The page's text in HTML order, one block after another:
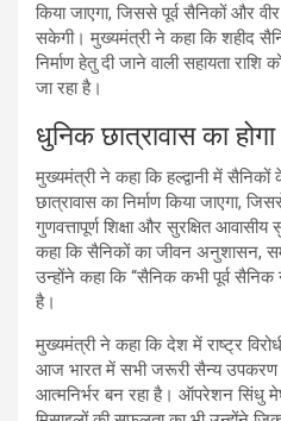
किया जाएगा, जिससे पूर्व सैनिकों और
सकेगी। मुख्यमंत्री ने कहा कि शहीद
निर्माण हेतु दी जाने वाली सहायता
जा रहा है।
धुनिक छात्रावास का होगा
मुख्यमंत्री ने कहा कि हल्द्वानी में
छात्रावास का निर्माण किया जाएगा,
गुणवत्तापूर्ण शिक्षा और सुरक्षित
कहा कि सैनिकों का जीवन अनुशासन,
उन्होंने कहा कि “सैनिक कभी पूर्व सैनिक
है।
मुख्यमंत्री ने कहा कि देश में राष्ट्र
आज भारत में सभी जरूरी सैन्य उपकरण
आत्मनिर्भर बन रहा है। ऑपरेशन सिंधु